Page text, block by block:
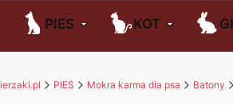
PIES KOT
PIES Mokra karma dla psa Batony